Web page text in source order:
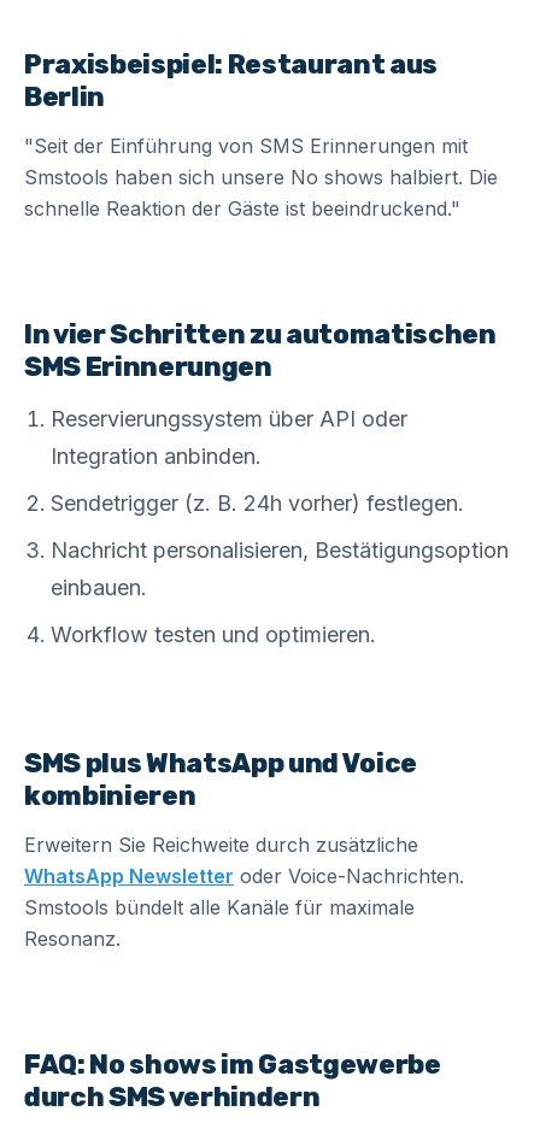
Praxisbeispiel: Restaurant aus
Berlin
"Seit der Einführung von SMS Erinnerungen mit
Smstools haben sich unsere No shows halbiert. Die
schnelle Reaktion der Gäste ist beeindruckend."
In vier Schritten zu automatischen
SMS Erinnerungen
Reservierungssystem über API oder
Integration anbinden.
Sendetrigger (z. B. 24h vorher) festlegen.
Nachricht personalisieren, Bestätigungsoption
einbauen.
Workflow testen und optimieren.
SMS plus WhatsApp und Voice
kombinieren
Erweitern Sie Reichweite durch zusätzliche
WhatsApp Newsletter oder Voice-Nachrichten.
Smstools bündelt alle Kanäle für maximale
Resonanz.
FAQ: No shows im Gastgewerbe
durch SMS verhindern